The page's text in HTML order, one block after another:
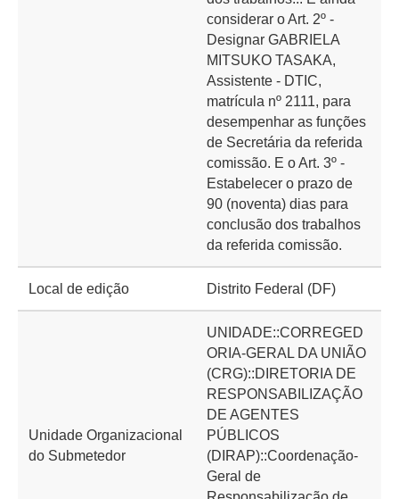
considerar o Art. 2º -
Designar GABRIELA
MITSUKO TASAKA,
Assistente - DTIC,
matrícula nº 2111, para
desempenhar as funções
de Secretária da referida
comissão. E o Art. 3º -
Estabelecer o prazo de
90 (noventa) dias para
conclusão dos trabalhos
da referida comissão.
Local de edição Distrito Federal (DF)
Unidade Organizacional
do Submetedor
UNIDADE::CORREGED
ORIA-GERAL DA UNIÃO
(CRG)::DIRETORIA DE
RESPONSABILIZAÇÃO
DE AGENTES
PÚBLICOS
(DIRAP)::Coordenação-
Geral de